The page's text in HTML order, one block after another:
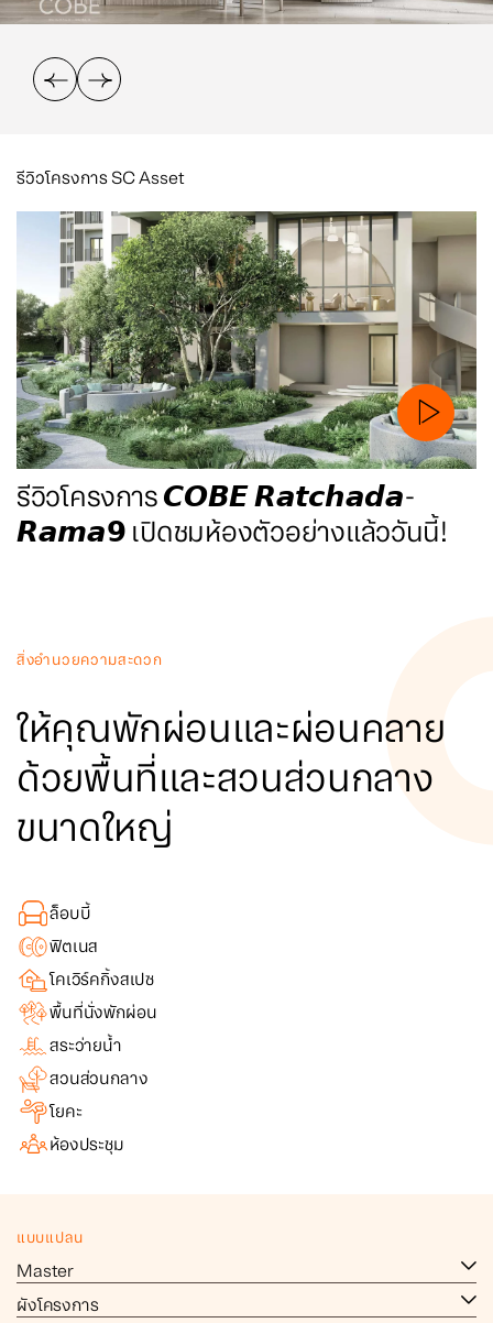
รีวิวโครงการ 𝘾𝙊𝘽𝙀 𝙍𝙖𝙩𝙘𝙝𝙖𝙙𝙖-
𝙍𝙖𝙢𝙖𝟵 เปิดชมห้องตัวอย่างแล้ววันนี้!
รีวิวโครงการ SC Asset
สิ่งอำนวยความสะดวก
ให้คุณพักผ่อนและผ่อนคลาย
ด้วยพื้นที่และสวนส่วนกลาง
ขนาดใหญ่
ล็อบบี้
ฟิตเนส
โคเวิร์คกิ้งสเปซ
พื้นที่นั่งพักผ่อน
สระว่ายน้ำ
สวนส่วนกลาง
โยคะ
ห้องประชุม
แบบแปลน
Master
ผังโครงการ